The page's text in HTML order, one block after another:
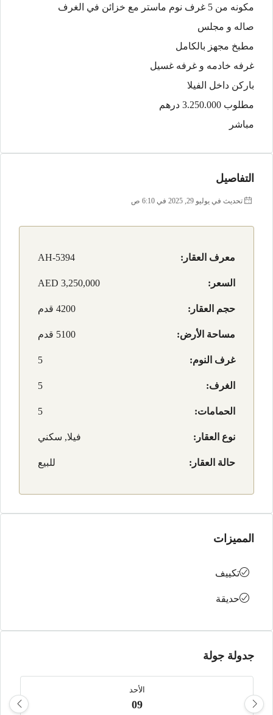
مكونه من 5 غرف نوم ماستر مع خزائن في الغرف
صاله و مجلس
مطبخ مجهز بالكامل
غرفه خادمه و غرفه غسيل
باركن داخل الفيلا
مطلوب 3.250.000 درهم
مباشر
التفاصيل
تحديث في يوليو 29, 2025 في 6:10 ص
معرف العقار: AH-5394
السعر: AED 3,250,000
حجم العقار: 4200 قدم
مساحة الأرض: 5100 قدم
غرف النوم: 5
الغرف: 5
الحمامات: 5
نوع العقار: فيلا, سكني
حالة العقار: للبيع
المميزات
تكييف
حديقة
جدولة جولة
الأحد
09